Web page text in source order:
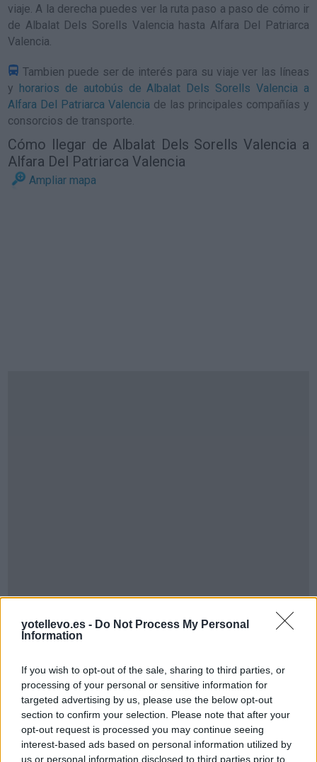
yotellevo.es - Do Not Process My Personal
Information
If you wish to opt-out of the sale, sharing to third parties, or
processing of your personal or sensitive information for
targeted advertising by us, please use the below opt-out
section to confirm your selection. Please note that after your
opt-out request is processed you may continue seeing
interest-based ads based on personal information utilized by
us or personal information disclosed to third parties prior to
viaje. A la derecha puedes ver la ruta paso a paso de cómo ir
de Albalat Dels Sorells Valencia hasta Alfara Del Patriarca
Valencia.
Tambien puede ser de interés para su viaje ver las líneas
y horarios de autobús de Albalat Dels Sorells Valencia a
Alfara Del Patriarca Valencia de las principales compañías y
consorcios de transporte.
Cómo llegar de Albalat Dels Sorells Valencia a
Alfara Del Patriarca Valencia
Ampliar mapa
Cómo ir desde Albalat Dels Sorells Valencia a